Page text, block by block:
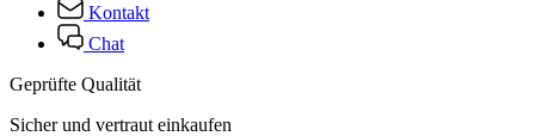
Kontakt
Chat
Geprüfte Qualität
Sicher und vertraut einkaufen